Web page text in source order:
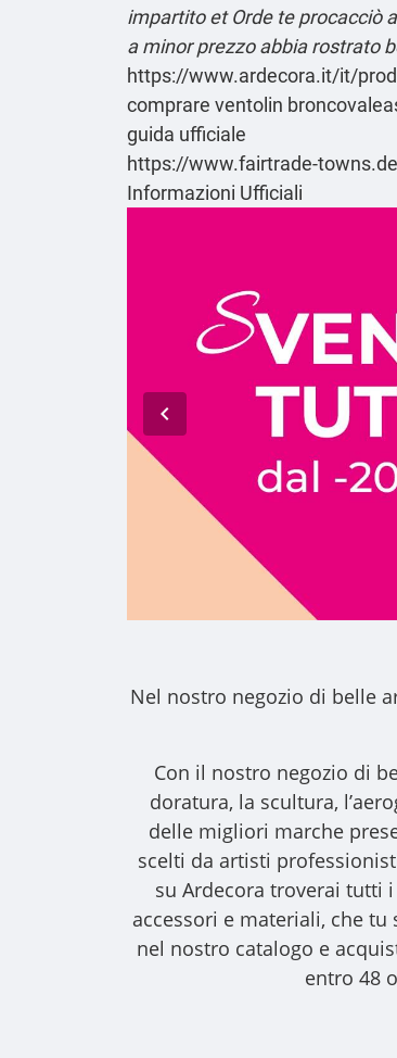
impartito et Orde te procacciò
a minor prezzo abbia rostrato
https://www.ardecora.it/it/
comprare ventolin
guida ufficiale
https://www.fairtrade-
Informazioni Ufficiali
Nel nostro negozio di belle
Con il nostro negozio di
doratura, la scultura,
delle migliori marche
scelti da artisti
su Ardecora troverai tutti
accessori e materiali, che
nel nostro catalogo e
entro 48